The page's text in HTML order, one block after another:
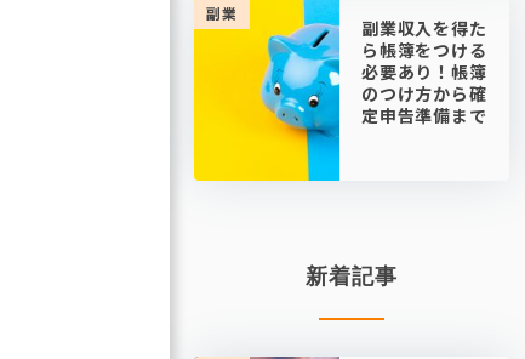
副業
副業収入を得た
ら帳簿をつける
必要あり！帳簿
のつけ方から確
定申告準備まで
新着記事